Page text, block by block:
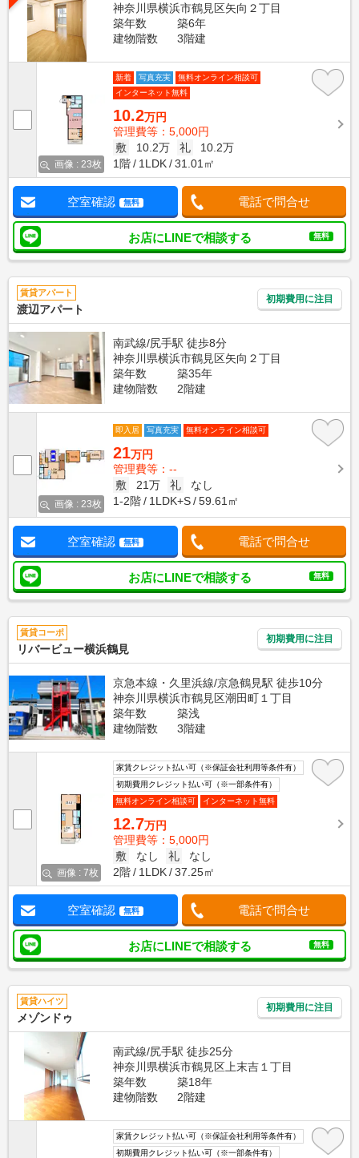
神奈川県横浜市鶴見区矢向２丁目
築年数
築6年
建物階数
3階建
画像 : 23枚
新着 写真充実
無料オンライン相談可
インターネット無料
10.2万円
管理費等：5,000円
敷
10.2万 礼
10.2万
1階
1LDK 31.01㎡
空室確認 無料 電話で問合せ
お店にLINEで相談する 無料
賃貸アパート
渡辺アパート
初期費用に注目
南武線/尻手駅 徒歩8分
神奈川県横浜市鶴見区矢向２丁目
築年数
築35年
建物階数
2階建
画像 : 23枚
即入居 写真充実 無料オンライン相談可
21万円
管理費等：--
敷
21万 礼
なし
1-2階
1LDK+S 59.61㎡
空室確認 無料 電話で問合せ
お店にLINEで相談する 無料
賃貸コーポ
リバービュー横浜鶴見
初期費用に注目
京急本線・久里浜線/京急鶴見駅 徒歩10分
神奈川県横浜市鶴見区潮田町１丁目
築年数
築浅
建物階数
3階建
画像 : 7枚
家賃クレジット払い可（※保証会社利用等条件有）
初期費用クレジット払い可（※一部条件有）
無料オンライン相談可
インターネット無料
12.7万円
管理費等：5,000円
敷
なし 礼
なし
2階
1LDK 37.25㎡
空室確認 無料 電話で問合せ
お店にLINEで相談する 無料
賃貸ハイツ
メゾンドゥ
初期費用に注目
南武線/尻手駅 徒歩25分
神奈川県横浜市鶴見区上末吉１丁目
築年数
築18年
建物階数
2階建
家賃クレジット払い可（※保証会社利用等条件有）
初期費用クレジット払い可（※一部条件有）